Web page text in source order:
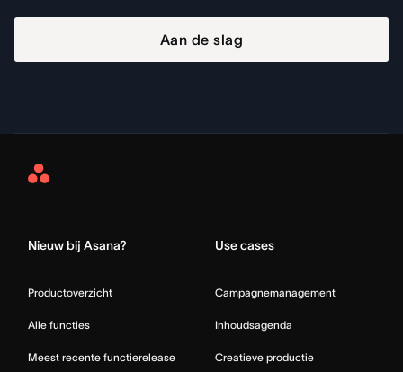
Aan de slag
Asana
Nieuw bij Asana?
Productoverzicht
Alle functies
Meest recente functierelease
Use cases
Campagnemanagement
Inhoudsagenda
Creatieve productie